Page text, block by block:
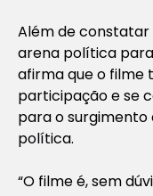
Além de
arena política para
afirma que o filme
participação e se
para o surgimento
política.
“O filme é, sem